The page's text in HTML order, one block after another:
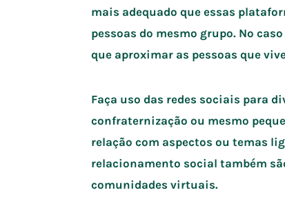
mais adequado que essas
pessoas do mesmo grupo. No
que aproximar as pessoas que
Faça uso das redes sociais para
confraternização ou mesmo
relação com aspectos ou temas
relacionamento social também
comunidades virtuais.